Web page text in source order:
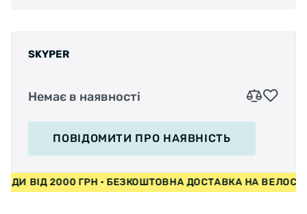
SKYPER
Немає в наявності
ПОВІДОМИТИ ПРО НАЯВНІСТЬ
ВІД 2000 ГРН • БЕЗКОШТОВНА ДОСТАВКА НА